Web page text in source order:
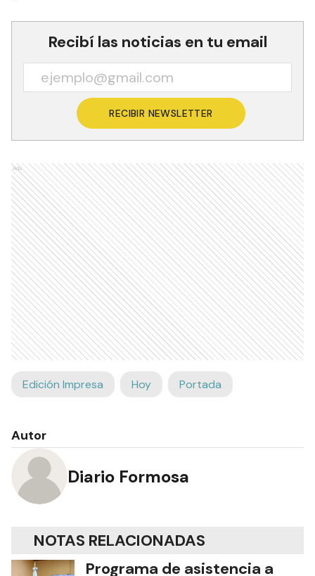
Recibí las noticias en tu email
RECIBIR NEWSLETTER
Ads
Edición Impresa Hoy Portada
Autor
Diario Formosa
NOTAS RELACIONADAS
Programa de asistencia a